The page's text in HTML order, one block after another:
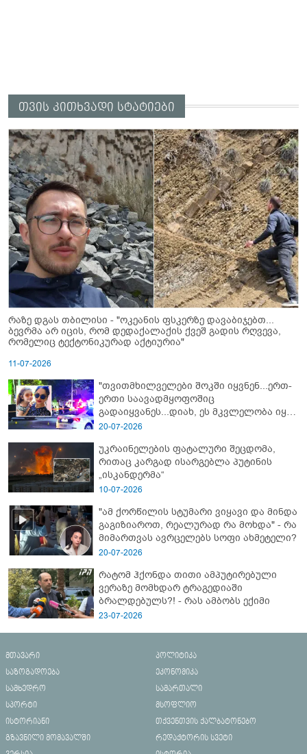
თვის კითხვადი სტატიები
რაზე დგას თბილისი - "ოკეანის ფსკერზე დავაბიჯებთ...
ბევრმა არ იცის, რომ დედაქალაქის ქვეშ გადის რღვევა,
რომელიც ტექტონიკურად აქტიურია"
11-07-2026
"თვითმხილველები შოკში იყვნენ...ერთ-
ერთი საავადმყოფოშიც
გადაიყვანეს...დიახ, ეს მკვლელობა იყო"
- გორში დატრიალებული ტრაგედიის
20-07-2026
უკრაინელების ფატალური შეცდომა,
რითაც კარგად ისარგებლა პუტინის
„ისკანდერმა“
10-07-2026
"ამ ქორწილის სტუმარი ვიყავი და მინდა
გაგიზიაროთ, რეალურად რა მოხდა" - რა
მიმართვას ავრცელებს სოფი ახმეტელი?
20-07-2026
რატომ ჰქონდა თითი ამპუტირებული
ვერაზე მომხდარ ტრაგედიაში
ბრალდებულს?! - რას ამბობს ექიმი
23-07-2026
მთავარი
პოლიტიკა
საზოგადოება
ეკონომიკა
სამხედრო
სამართალი
სპორტი
მსოფლიო
ისტორიანი
თქვენთვის ქალბატონებო
გზავნილი მომავალში
რედაქტორის სვეტი